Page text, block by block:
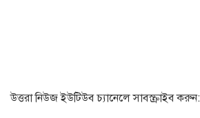
উত্তরা নিউজ ইউটিউব চ্যানেলে সাবস্ক্রাইব করুন: